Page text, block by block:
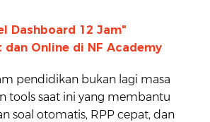
Dashboard 12 Jam"
Online di NF Academy
pendidikan bukan lagi masa
tools saat ini yang membantu
soal otomatis, RPP cepat, dan